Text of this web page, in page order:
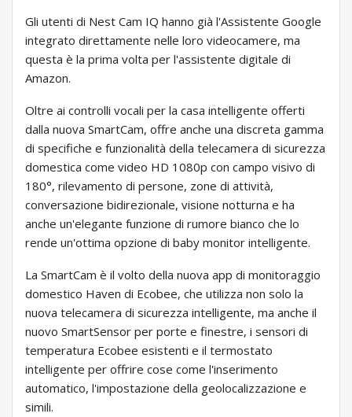
Gli utenti di Nest Cam IQ hanno già l'Assistente Google
integrato direttamente nelle loro videocamere, ma
questa è la prima volta per l'assistente digitale di
Amazon.
Oltre ai controlli vocali per la casa intelligente offerti
dalla nuova SmartCam, offre anche una discreta gamma
di specifiche e funzionalità della telecamera di sicurezza
domestica come video HD 1080p con campo visivo di
180°, rilevamento di persone, zone di attività,
conversazione bidirezionale, visione notturna e ha
anche un'elegante funzione di rumore bianco che lo
rende un'ottima opzione di baby monitor intelligente.
La SmartCam è il volto della nuova app di monitoraggio
domestico Haven di Ecobee, che utilizza non solo la
nuova telecamera di sicurezza intelligente, ma anche il
nuovo SmartSensor per porte e finestre, i sensori di
temperatura Ecobee esistenti e il termostato
intelligente per offrire cose come l'inserimento
automatico, l'impostazione della geolocalizzazione e
simili.